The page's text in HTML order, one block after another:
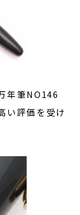
年筆NO146
い評価を受け